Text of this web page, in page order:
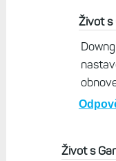
Život s
Život s